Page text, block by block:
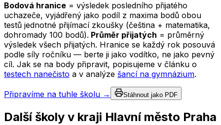
Bodová hranice = výsledek posledního přijatého
uchazeče, vyjádřený jako podíl z maxima bodů obou
testů jednotné přijímací zkoušky (čeština + matematika,
dohromady 100 bodů). Průměr přijatých = průměrný
výsledek všech přijatých. Hranice se každý rok posouvá
podle síly ročníku — berte ji jako vodítko, ne jako pevný
cíl. Jak se na body připravit, popisujeme v článku o
testech nanečisto a v analýze šancí na gymnázium.
Připravíme na tuhle školu → Stáhnout jako PDF
Další školy v kraji Hlavní město Praha